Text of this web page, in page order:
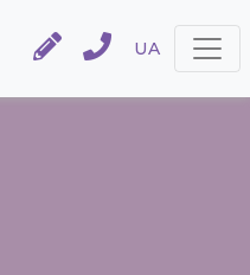
UA